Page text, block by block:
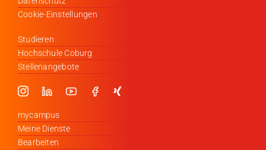
Cookie-Einstellungen
Studieren
Hochschule Coburg
Stellenangebote
mycampus
Meine Dienste
Bearbeiten